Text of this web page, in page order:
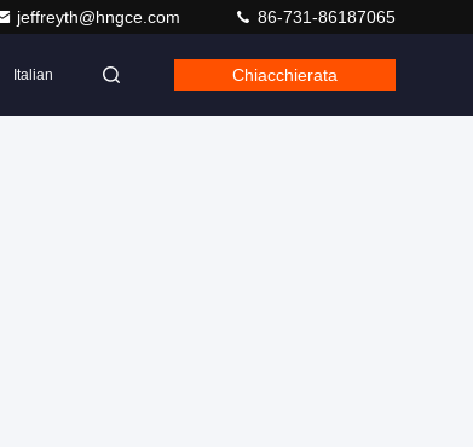
jeffreyth@hngce.com 86-731-86187065
Italian Chiacchierata